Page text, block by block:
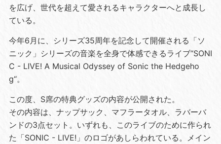
を広げ、世代を超えて愛されるキャラクターへと成長し
ている。
今年6月に、シリーズ35周年を記念して開催される「ソ
ニック」シリーズの音楽を全身で体感できるライブ“SONI
C - LIVE! A Musical Odyssey of Sonic the Hedgeho
g“。
この度、S席の特典グッズの内容が公開された。
その内容は、ナップサック、マフラータオル、ラバーバ
ンドの3点セット。いずれも、このライブのために作られ
た「SONIC - LIVE!」のロゴがあしらわれている。メイン